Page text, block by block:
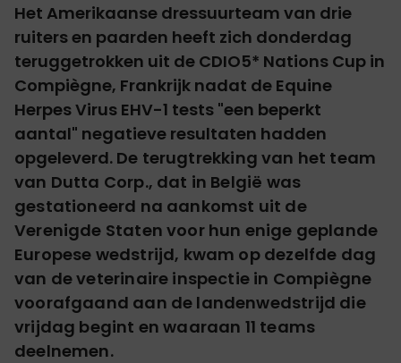
Het Amerikaanse dressuurteam van drie
ruiters en paarden heeft zich donderdag
teruggetrokken uit de CDIO5* Nations Cup in
Compiègne, Frankrijk nadat de Equine
Herpes Virus EHV-1 tests "een beperkt
aantal" negatieve resultaten hadden
opgeleverd. De terugtrekking van het team
van Dutta Corp., dat in België was
gestationeerd na aankomst uit de
Verenigde Staten voor hun enige geplande
Europese wedstrijd, kwam op dezelfde dag
van de veterinaire inspectie in Compiègne
voorafgaand aan de landenwedstrijd die
vrijdag begint en waaraan 11 teams
deelnemen.